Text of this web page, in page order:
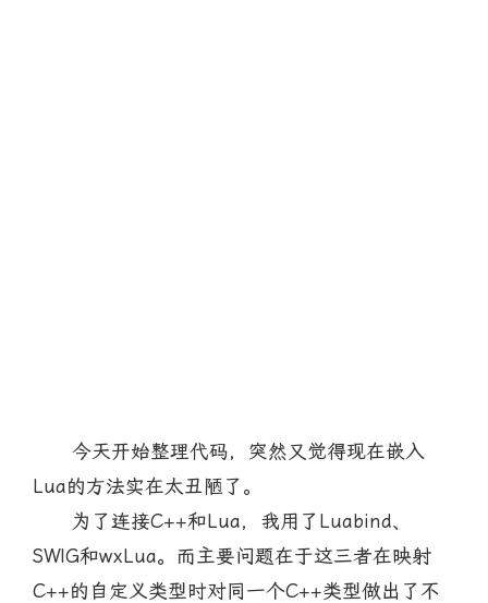
今天开始整理代码，突然又觉得现在嵌入
Lua的方法实在太丑陋了。
为了连接C++和Lua，我用了Luabind、
SWIG和wxLua。而主要问题在于这三者在映射
C++的自定义类型时对同一个C++类型做出了不